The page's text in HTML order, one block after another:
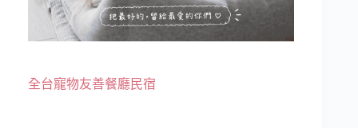
全台寵物友善餐廳民宿